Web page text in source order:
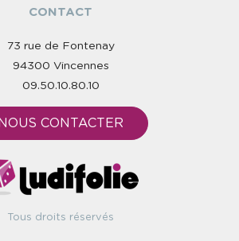
CONTACT
73 rue de Fontenay
94300 Vincennes
09.50.10.80.10
NOUS CONTACTER
Tous droits réservés